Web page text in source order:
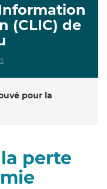
(CLIC) de
pour la
perte